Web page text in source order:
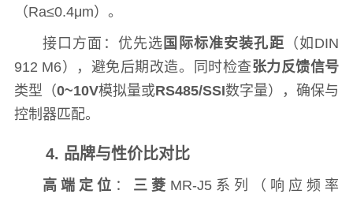
（Ra≤0.4μm）。
接口方面：优先选 国际标准安装孔距 （如DIN
912 M6），避免后期改造。同时检查张力反馈信号
类型（0~10V模拟量或RS485/SSI数字量），确保与
控制器匹配。
4. 品牌与性价比对比
高端定位 ： 三菱 MR-J5系列（响应频率